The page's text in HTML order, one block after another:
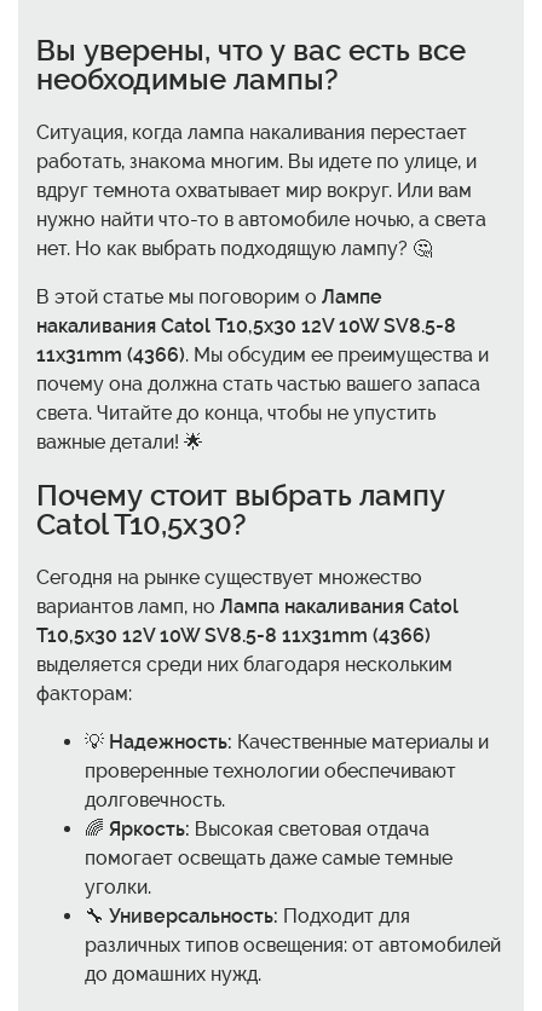
Вы уверены, что у вас есть все
необходимые лампы?
Ситуация, когда лампа накаливания перестает
работать, знакома многим. Вы идете по улице, и
вдруг темнота охватывает мир вокруг. Или вам
нужно найти что-то в автомобиле ночью, а света
нет. Но как выбрать подходящую лампу? 🤔
В этой статье мы поговорим о Лампе
накаливания Catol T10,5x30 12V 10W SV8.5-8
11x31mm (4366). Мы обсудим ее преимущества и
почему она должна стать частью вашего запаса
света. Читайте до конца, чтобы не упустить
важные детали! 🌟
Почему стоит выбрать лампу
Catol T10,5x30?
Сегодня на рынке существует множество
вариантов ламп, но Лампа накаливания Catol
T10,5x30 12V 10W SV8.5-8 11x31mm (4366)
выделяется среди них благодаря нескольким
факторам:
💡 Надежность: Качественные материалы и
проверенные технологии обеспечивают
долговечность.
🌈 Яркость: Высокая световая отдача
помогает освещать даже самые темные
уголки.
🔧 Универсальность: Подходит для
различных типов освещения: от автомобилей
до домашних нужд.